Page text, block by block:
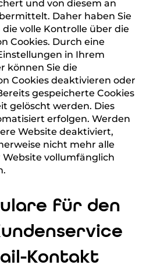
der Browser auch nach
wiedererkannt wird.
notwendige Cookies
werden nicht zur
verwendet.
liegt auch unser
in der Verarbeitung
Daten nach Art. 6
Widerspruchs-
auf dem Rechner des
Daher haben Sie
die volle Kontrolle über die
Cookies. Durch eine
in Ihrem
können Sie die
Cookies deaktivieren oder